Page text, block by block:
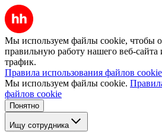
Мы используем файлы cookie, чтобы
правильную работу нашего веб-сайта
трафик.
Правила использования файлов cookie
Мы используем файлы cookie.
файлов cookie
Понятно
Ищу сотрудника